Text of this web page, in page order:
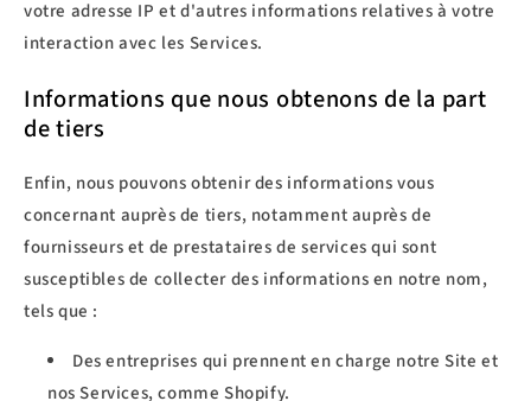
votre adresse IP et d'autres informations relatives à votre
interaction avec les Services.
Informations que nous obtenons de la part
de tiers
Enfin, nous pouvons obtenir des informations vous
concernant auprès de tiers, notamment auprès de
fournisseurs et de prestataires de services qui sont
susceptibles de collecter des informations en notre nom,
tels que :
Des entreprises qui prennent en charge notre Site et
nos Services, comme Shopify.